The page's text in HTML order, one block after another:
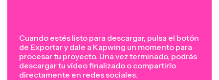
Cuando estés listo para descargar, pulsa el botón
de Exportar y dale a Kapwing un momento para
procesar tu proyecto. Una vez terminado, podrás
descargar tu vídeo finalizado o compartirlo
directamente en redes sociales.